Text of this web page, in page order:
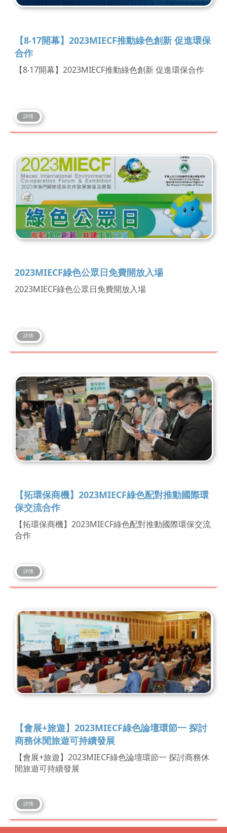
【8‧17開幕】2023MIECF推動綠色創新 促進環保
合作
【8‧17開幕】2023MIECF推動綠色創新 促進環保合作
詳情
2023MIECF綠色公眾日免費開放入場
2023MIECF綠色公眾日免費開放入場
詳情
【拓環保商機】2023MIECF綠色配對推動國際環
保交流合作
【拓環保商機】2023MIECF綠色配對推動國際環保交流
合作
詳情
【會展+旅遊】2023MIECF綠色論壇環節一 探討
商務休閒旅遊可持續發展
【會展+旅遊】2023MIECF綠色論壇環節一 探討商務休
閒旅遊可持續發展
詳情